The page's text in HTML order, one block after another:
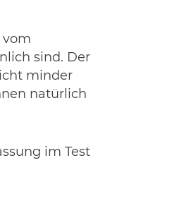
vom
sind. Der
minder
natürlich
im Test